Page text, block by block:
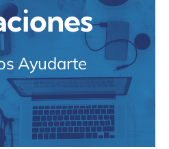
Ayudarte